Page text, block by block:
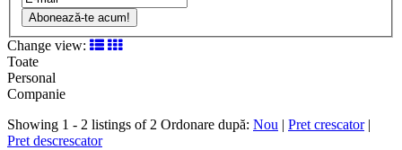
Abonează-te acum!
Change view:
Toate
Personal
Companie
Showing 1 - 2 listings of 2 Ordonare după: Nou | Pret crescator |
Pret descrescator